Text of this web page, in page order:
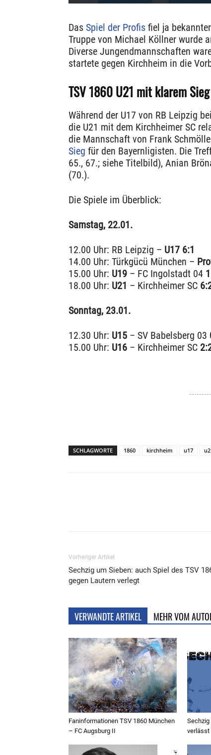
Das Spiel der Profis fiel ja
Truppe von Michael Köllner wurde
Diverse Jungendmannschaften
startete gegen Kirchheim in die
TSV 1860 U21 mit klarem
Während der U17 von RB Leipzig
die U21 mit dem Kirchheimer SC
die Mannschaft von Frank
Sieg für den Bayernligisten. Die
65., 67.; siehe Titelbild), Anian
(70.).
Die Spiele im Überblick:
Samstag, 22.01.
12.00 Uhr: RB Leipzig – U17 6:1
14.00 Uhr: Türkgücü München –
15.00 Uhr: U19 – FC Ingolstadt 04
18.00 Uhr: U21 – Kirchheimer SC
Sonntag, 23.01.
12.30 Uhr: U15 – SV Babelsberg 03
15.00 Uhr: U16 – Kirchheimer SC
SCHLAGWORTE 1860 kirchheim u17
Vorheriger Artikel
Sechzig um Sieben: auch Spiel des TSV
gegen Lautern verlegt
VERWANDTE ARTIKEL MEHR VOM
Faninformationen TSV 1860 München
– FC Augsburg II
Sechzig
verlässt